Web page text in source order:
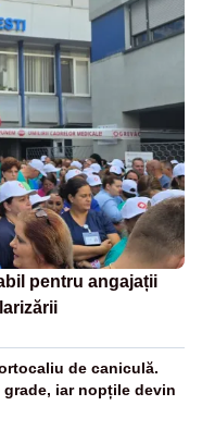
pentru angajații
de caniculă.
grade, iar nopțile devin